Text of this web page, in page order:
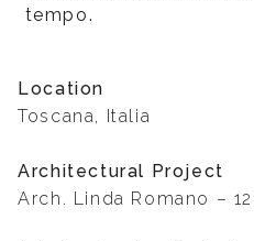
tempo.
Location
Toscana, Italia
Architectural Project
Arch. Linda Romano –